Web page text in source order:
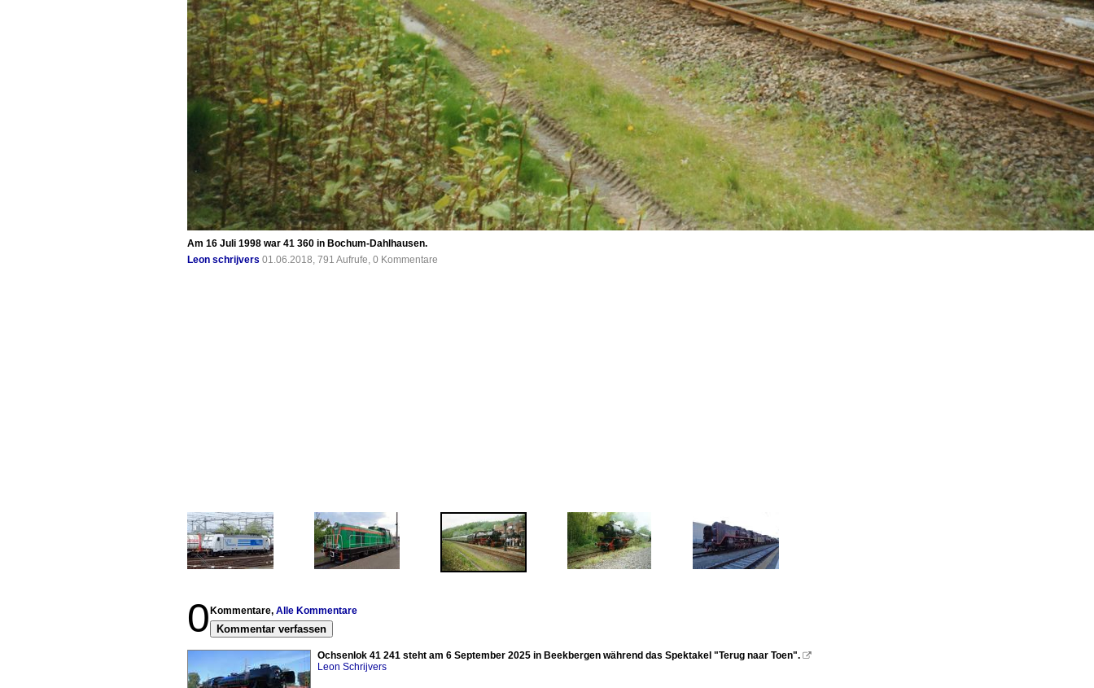
Am 16 Juli 1998 war 41 360 in Bochum-Dahlhausen.
Leon schrijvers 01.06.2018, 791 Aufrufe, 0 Kommentare
0 Kommentare, Alle Kommentare
Kommentar verfassen
Ochsenlok 41 241 steht am 6 September 2025 in Beekbergen während das Spektakel "Terug naar Toen". 
Leon Schrijvers